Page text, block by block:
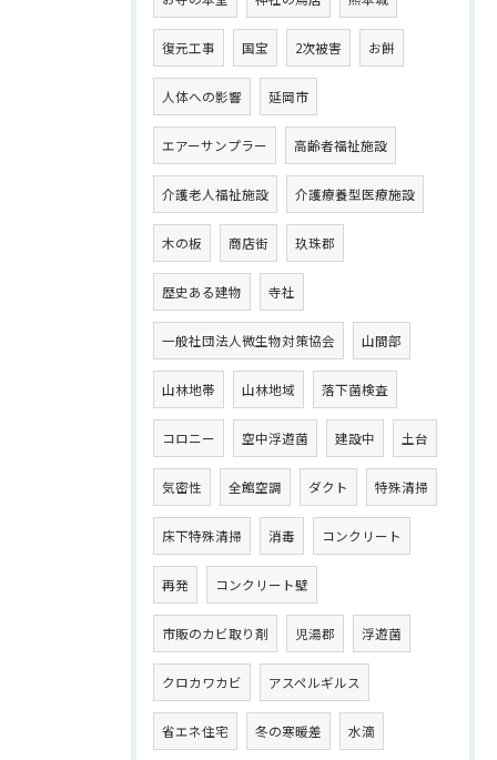
復元工事 国宝 2次被害 お餅
人体への影響 延岡市
エアーサンプラー 高齢者福祉施設
介護老人福祉施設 介護療養型医療施設
木の板 商店街 玖珠郡
歴史ある建物 寺社
一般社団法人微生物対策協会 山間部
山林地帯 山林地域 落下菌検査
コロニー 空中浮遊菌 建設中 土台
気密性 全館空調 ダクト 特殊清掃
床下特殊清掃 消毒 コンクリート
再発 コンクリート壁
市販のカビ取り剤 児湯郡 浮遊菌
クロカワカビ アスペルギルス
省エネ住宅 冬の寒暖差 水滴